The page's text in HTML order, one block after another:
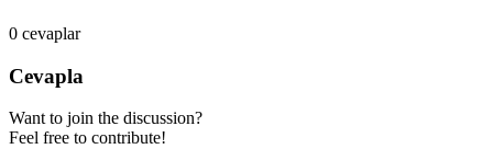
0 cevaplar
Cevapla
Want to join the discussion?
Feel free to contribute!